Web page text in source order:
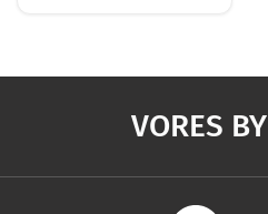
VORES BY